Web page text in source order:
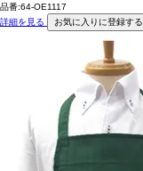
品番:64-OE1117
詳細を見る
お気に入りに登録する